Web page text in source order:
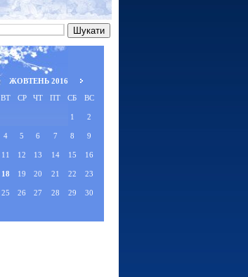
ЖОВТЕНЬ 2016
ВТ СР ЧТ ПТ СБ ВС
1 2
4 5 6 7 8 9
11 12 13 14 15 16
18 19 20 21 22 23
25 26 27 28 29 30